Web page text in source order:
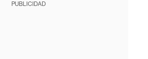
PUBLICIDAD